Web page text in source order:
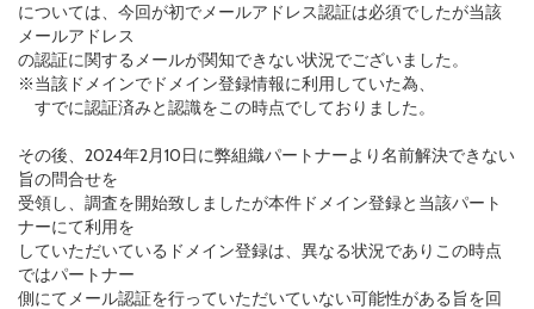
については、今回が初でメールアドレス認証は必須でしたが当該
メールアドレス
の認証に関するメールが関知できない状況でございました。
※当該ドメインでドメイン登録情報に利用していた為、
すでに認証済みと認識をこの時点でしておりました。
その後、2024年2月10日に弊組織パートナーより名前解決できない
旨の問合せを
受領し、調査を開始致しましたが本件ドメイン登録と当該パート
ナーにて利用を
していただいているドメイン登録は、異なる状況でありこの時点
ではパートナー
側にてメール認証を行っていただいていない可能性がある旨を回